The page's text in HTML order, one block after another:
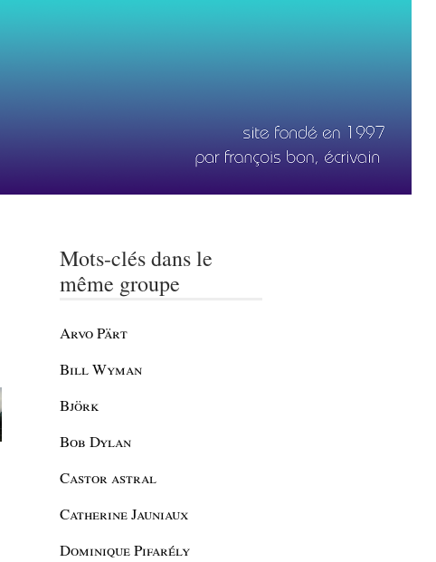
Mots-clés dans le
même groupe
Arvo Pärt
Bill Wyman
Björk
Bob Dylan
Castor astral
Catherine Jauniaux
Dominique Pifarély